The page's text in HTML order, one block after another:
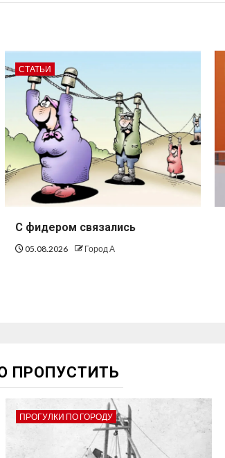
СТАТЬИ
С фидером связались
05.08.2026 Город А
ПРОПУСТИТЬ
ПРОГУЛКИ ПО ГОРОДУ